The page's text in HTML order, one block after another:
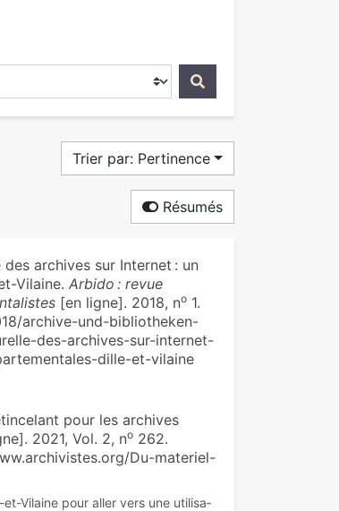
Trier par: Pertinence
Résumés
archives sur Internet : un
Vilaine. Arbido : revue
[en ligne]. 2018, no1.
archive-und-bibliotheken-
des-archives-sur-internet-
dille-et-vilaine
pour les archi­ves
2021, Vol. 2, no262.
Du-materiel-
Vilaine pour aller vers une uti­li­sa­